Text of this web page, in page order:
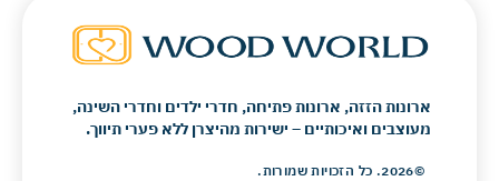
ארונות הזזה, ארונות פתיחה, חדרי ילדים וחדרי השינה,
מעוצבים ואיכותיים – ישירות מהיצרן ללא פערי תיווך.
©2026. כל הזכויות שמורות.